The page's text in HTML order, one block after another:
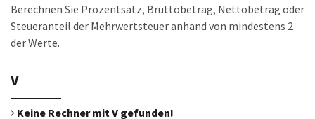
Berechnen Sie Prozentsatz, Bruttobetrag, Nettobetrag oder
Steueranteil der Mehrwertsteuer anhand von mindestens 2
der Werte.
V
Keine Rechner mit V gefunden!